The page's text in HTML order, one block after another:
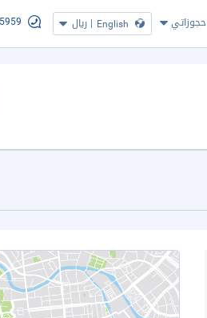
حجوزاتي English
| ريال